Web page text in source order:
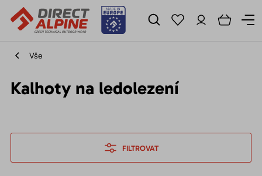
Vše
Kalhoty na ledolezení
FILTROVAT